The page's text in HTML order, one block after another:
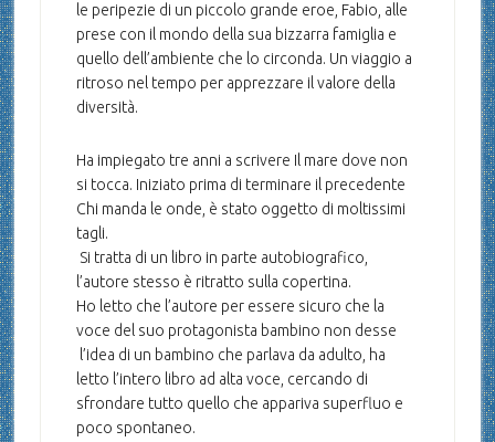
le peripezie di un piccolo grande eroe, Fabio, alle
prese con il mondo della sua bizzarra famiglia e
quello dell’ambiente che lo circonda. Un viaggio a
ritroso nel tempo per apprezzare il valore della
diversità.
Ha impiegato tre anni a scrivere Il mare dove non
si tocca. Iniziato prima di terminare il precedente
Chi manda le onde, è stato oggetto di moltissimi
tagli.
Si tratta di un libro in parte autobiografico,
l’autore stesso è ritratto sulla copertina.
Ho letto che l’autore per essere sicuro che la
voce del suo protagonista bambino non desse
l’idea di un bambino che parlava da adulto, ha
letto l’intero libro ad alta voce, cercando di
sfrondare tutto quello che appariva superfluo e
poco spontaneo.